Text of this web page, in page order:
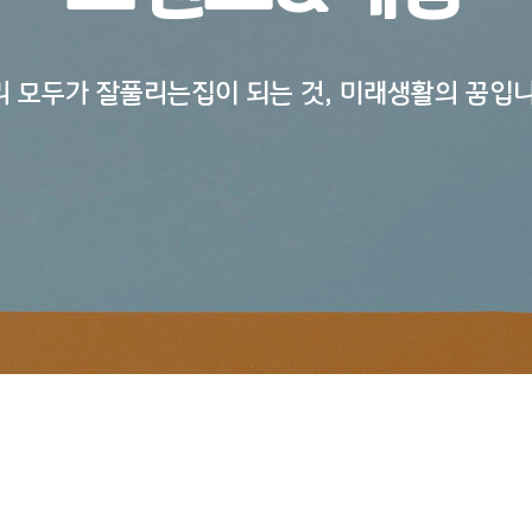
모두가 잘풀리는집이 되는 것, 미래생활의 꿈입